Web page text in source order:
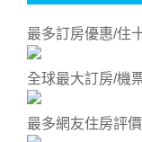
最多訂房優惠/住
全球最大訂房/機
最多網友住房評